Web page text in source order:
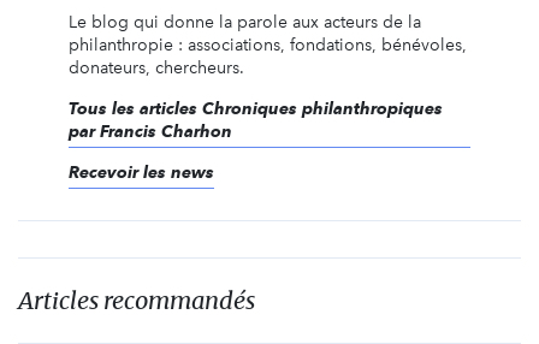
Le blog qui donne la parole aux acteurs de la
philanthropie : associations, fondations, bénévoles,
donateurs, chercheurs.
Tous les articles Chroniques philanthropiques
par Francis Charhon
Recevoir les news
Articles recommandés